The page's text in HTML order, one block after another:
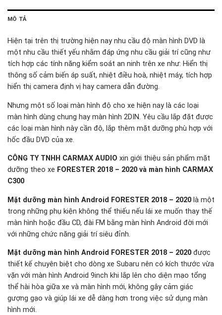
MÔ TẢ
Hiện tại trên thị trường hiện nay nhu cầu độ màn hình DVD là
một nhu cầu thiết yếu nhằm đáp ứng nhu cầu giải trí cũng như
tích hợp các tính năng kiểm soát an ninh trên xe như: Hiển thị
thông số cảm biến áp suất, nhiệt điều hoà, nhiệt máy, tích hợp
hiển thị camera định vị hay camera dẫn đường.
Nhưng một số loại màn hình độ cho xe hiện nay là các loại
màn hình dùng chung hay màn hình 2DIN. Yêu cầu lắp đặt được
các loại màn hình này cần độ, lắp thêm mặt dưỡng phù hợp với
hốc đầu DVD của xe.
CÔNG TY TNHH CARMAX AUDIO xin giới thiệu sản phẩm mặt
dưỡng theo xe FORESTER 2018 – 2020 và màn hình CARMAX
C300
Mặt dưỡng màn hình Android FORESTER 2018 – 2020 là một
trong những phụ kiện không thể thiếu nếu lái xe muốn thay thế
màn hình hoặc đầu CD, đài FM bằng màn hình Android đời mới
với những chức năng giải trí siêu đỉnh.
Mặt dưỡng màn hình Android FORESTER 2018 – 2020 được
thiết kế chuyên biệt cho dòng xe Subaru nên có kích thước vừa
vặn với màn hình Android 9inch khi lắp lên cho diện mạo tổng
thể hài hòa giữa xe và màn hình mới, không gây cảm giác
gượng gạo và giúp lái xe dễ dàng hơn trong việc sử dụng màn
hình mới.